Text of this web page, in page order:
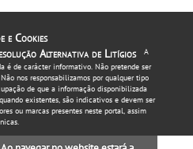
e Cookies
Alternativa de Litígios
A
é de carácter informativo. Não pretende ser
nos responsabilizamos por qualquer tipo
de que a informação disponibilizada
existentes, são indicativos e devem ser
ou marcas presentes neste portal, assim